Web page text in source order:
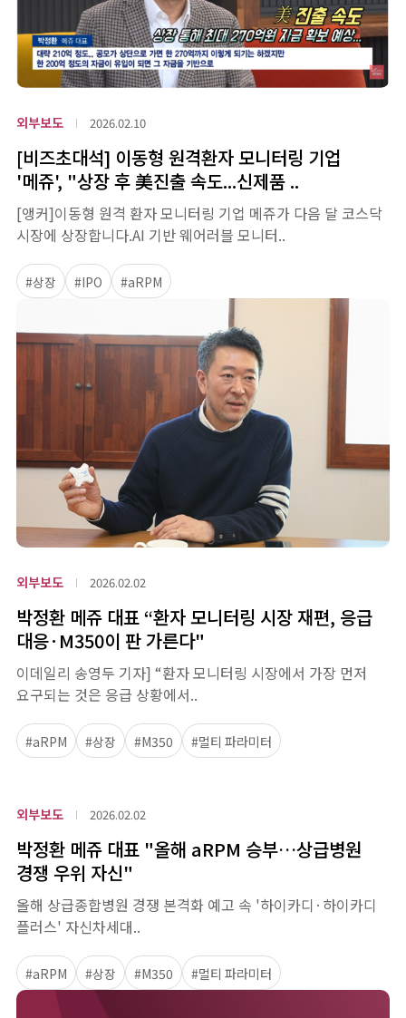
외부보도 2026.02.10
[비즈초대석] 이동형 원격환자 모니터링 기업
'메쥬', "상장 후 美진출 속도...신제품 ..
[앵커]이동형 원격 환자 모니터링 기업 메쥬가 다음 달 코스닥
시장에 상장합니다.AI 기반 웨어러블 모니터..
#상장 #IPO #aRPM
외부보도 2026.02.02
박정환 메쥬 대표 “환자 모니터링 시장 재편, 응급
대응·M350이 판 가른다"
이데일리 송영두 기자] “환자 모니터링 시장에서 가장 먼저
요구되는 것은 응급 상황에서..
#aRPM #상장 #M350 #멀티 파라미터
외부보도 2026.02.02
박정환 메쥬 대표 "올해 aRPM 승부…상급병원
경쟁 우위 자신"
올해 상급종합병원 경쟁 본격화 예고 속 '하이카디·하이카디
플러스' 자신차세대..
#aRPM #상장 #M350 #멀티 파라미터